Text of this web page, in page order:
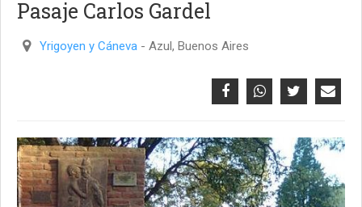
Pasaje Carlos Gardel
Yrigoyen y Cáneva - Azul, Buenos Aires